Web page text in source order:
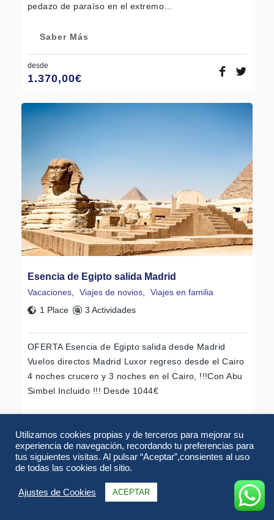
pedazo de paraíso en el extremo…
Saber Más
desde
1.370,00€
Esencia de Egipto salida Madrid
Vacaciones Viajes de novios
Viajes en familia
1 Place
3 Actividades
OFERTA Esencia de Egipto salida desde Madrid
Vuelos directos Madrid Luxor regreso desde el Cairo
4 noches crucero y 3 noches en el Cairo, !!!Con Abu
Simbel Incluido !!! Desde 1044€
desde
895,00€
Utilizamos cookies propias y de terceros para mejorar su
experiencia de navegación, recordando tu preferencias para
tus siguientes visitas. Al pulsar “Aceptar”,consientes al uso
de todas las cookies del sitio.
Ajustes de Cookies ACEPTAR